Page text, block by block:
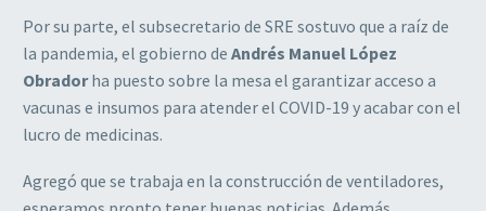
Por su parte, el subsecretario de SRE sostuvo que a raíz de
la pandemia, el gobierno de Andrés Manuel López
Obradorha puesto sobre la mesa el garantizar acceso a
vacunas e insumos para atender el COVID-19 y acabar con el
lucro de medicinas.
Agregó que se trabaja en la construcción de ventiladores,